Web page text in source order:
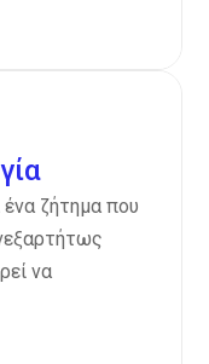
ένα ζήτημα που
να